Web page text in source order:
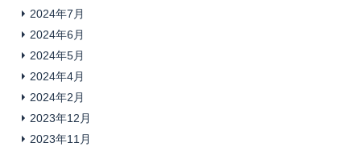
2024年7月
2024年6月
2024年5月
2024年4月
2024年2月
2023年12月
2023年11月